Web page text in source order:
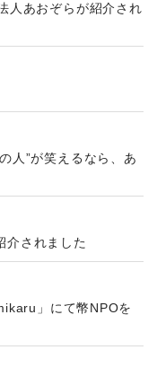
人あおぞらが紹介され
人”が笑えるなら、あ
介されました
」にて幣NPOを